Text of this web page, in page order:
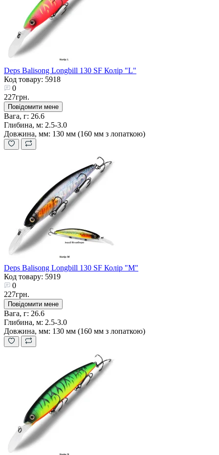
Deps Balisong Longbill 130 SF Колір "L"
Код товару: 5918
0
227грн.
Повідомити мене
Вага, г: 26.6
Глибина, м: 2.5-3.0
Довжина, мм: 130 мм (160 мм з лопаткою)
Deps Balisong Longbill 130 SF Колір "M"
Код товару: 5919
0
227грн.
Повідомити мене
Вага, г: 26.6
Глибина, м: 2.5-3.0
Довжина, мм: 130 мм (160 мм з лопаткою)